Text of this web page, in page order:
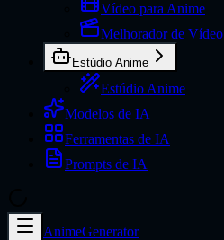
Vídeo para Anime
Melhorador de Vídeo
Estúdio Anime
Estúdio Anime
Modelos de IA
Ferramentas de IA
Prompts de IA
AnimeGenerator